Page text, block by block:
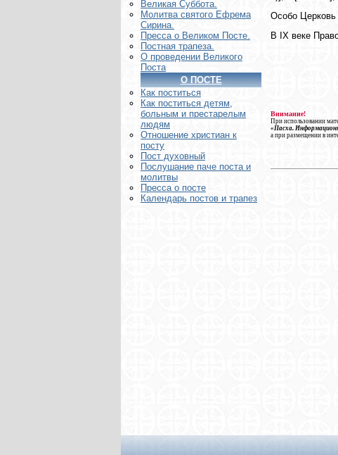
Великая Суббота.
Молитва святого Ефрема
Сирина.
Пресса о Великом Посте.
Постная трапеза.
О проведении Великого
Поста
О ПОСТЕ
Как поститься
Как поститься детям,
больным и престарелым
людям
Отношение христиан к
посту
Пост духовный
Послушание паче поста и
молитвы
Пресса о посте
Календарь постов и трапез
Особо Церковь
В IX веке
Внимание!
При использовании
«Пасха.
а при размещении в